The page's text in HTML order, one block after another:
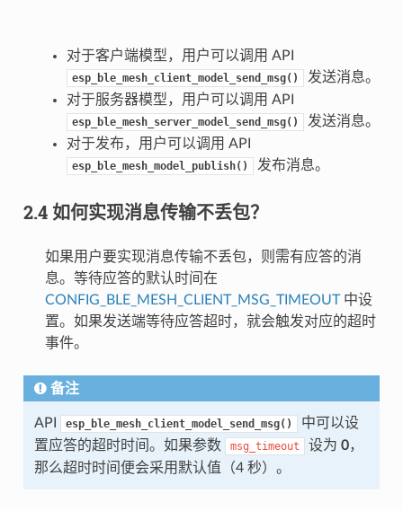
对于客户端模型，用户可以调用 API
esp_ble_mesh_client_model_send_msg()
发送消息。
对于服务器模型，用户可以调用 API
esp_ble_mesh_server_model_send_msg()
发送消息。
对于发布，用户可以调用 API
esp_ble_mesh_model_publish() 发布消息。
2.4 如何实现消息传输不丢包？
如果用户要实现消息传输不丢包，则需有应答的消
息。等待应答的默认时间在
CONFIG_BLE_MESH_CLIENT_MSG_TIMEOUT中设
置。如果发送端等待应答超时，就会触发对应的超时
事件。
备注
API esp_ble_mesh_client_model_send_msg()
中可以设
置应答的超时时间。如果参数
msg_timeout 设为 0，
那么超时时间便会采用默认值（4 秒）。